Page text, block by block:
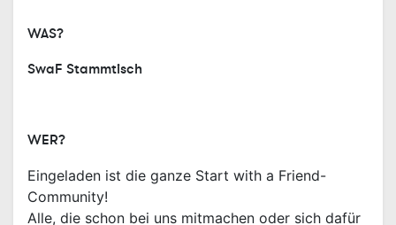
WAS?
SwaF Stammtisch
WER?
Eingeladen ist die ganze Start with a Friend-
Community!
Alle, die schon bei uns mitmachen oder sich dafür